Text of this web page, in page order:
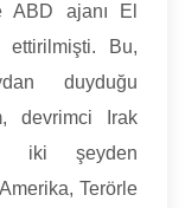
ABD ajanı El
ettirilmişti. Bu,
duyduğu
devrimci Irak
iki şeyden
Terörle